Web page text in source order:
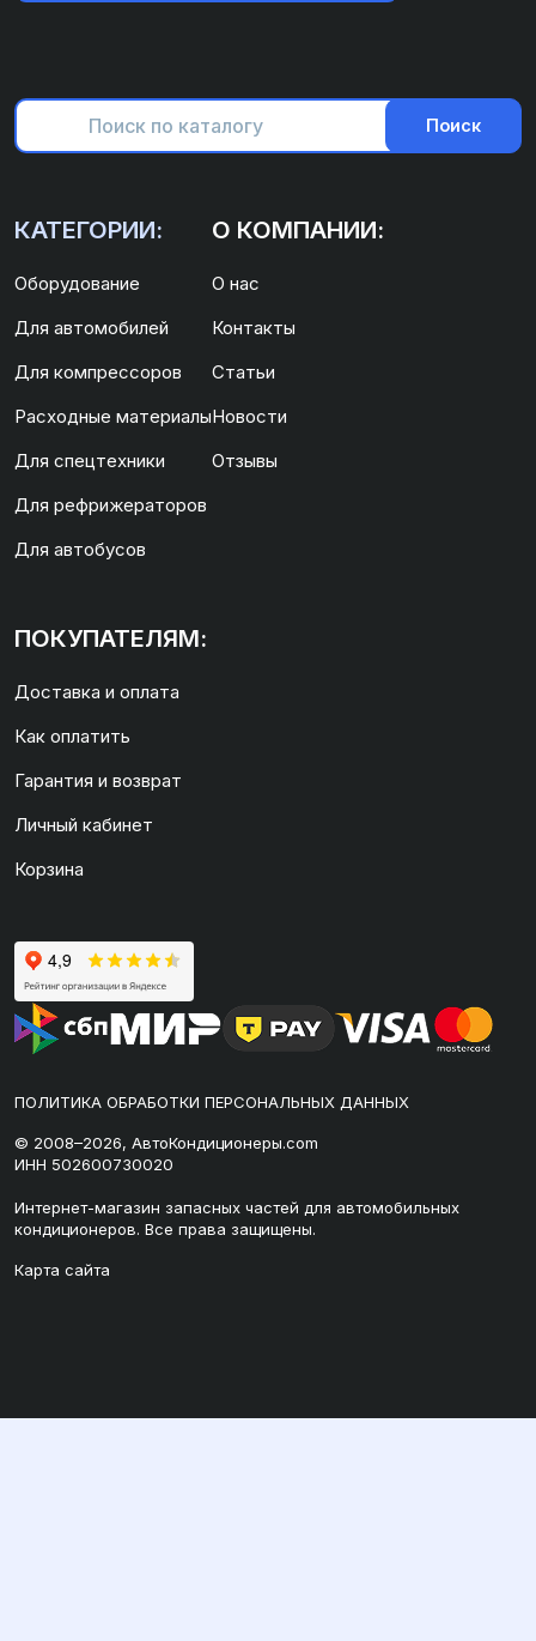
Поиск
КАТЕГОРИИ:
Оборудование
Для автомобилей
Для компрессоров
Расходные материалы
Для спецтехники
Для рефрижераторов
Для автобусов
О КОМПАНИИ:
О нас
Контакты
Статьи
Новости
Отзывы
ПОКУПАТЕЛЯМ:
Доставка и оплата
Как оплатить
Гарантия и возврат
Личный кабинет
Корзина
ПОЛИТИКА ОБРАБОТКИ ПЕРСОНАЛЬНЫХ ДАННЫХ
© 2008–2026, АвтоКондиционеры.com
ИНН 502600730020
Интернет-магазин запасных частей для автомобильных
кондиционеров. Все права защищены.
Карта сайта